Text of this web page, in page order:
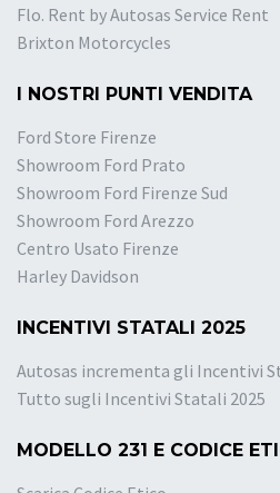
Flo. Rent by Autosas Service Rent
Brixton Motorcycles
I NOSTRI PUNTI VENDITA
Ford Store Firenze
Showroom Ford Prato
Showroom Ford Firenze Sud
Showroom Ford Arezzo
Centro Usato Firenze
Harley Davidson
INCENTIVI STATALI 2025
Autosas incrementa gli Incentivi
Tutto sugli Incentivi Statali 2025
MODELLO 231 E CODICE